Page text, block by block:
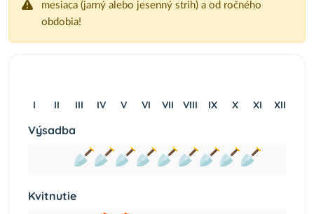
mesiaca (jarný alebo jesenný strih) a od ročného
obdobia!
I II III IV V VI VII VIII IX X XI XII
Výsadba
Kvitnutie